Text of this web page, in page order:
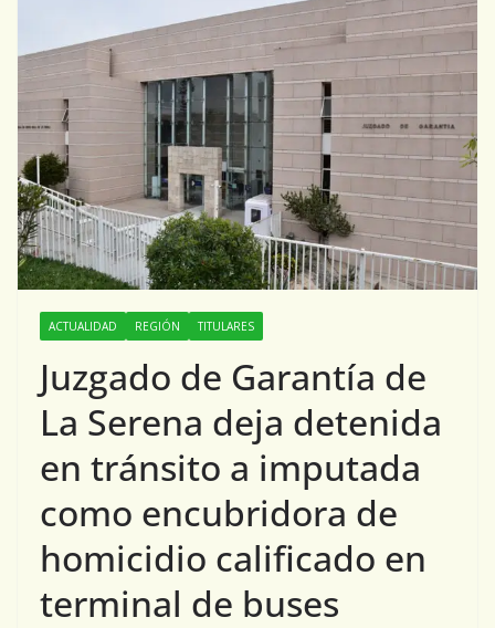
ACTUALIDAD REGIÓN TITULARES
Juzgado de Garantía de
La Serena deja detenida
en tránsito a imputada
como encubridora de
homicidio calificado en
terminal de buses